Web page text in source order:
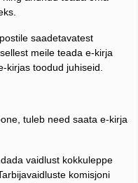
saadetavatest
meile teada e-kirja
kirjas toodud juhiseid.
tuleb need saata e-kirja
vaidlust kokkuleppe
komisjoni